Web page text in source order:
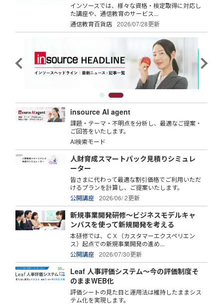
インソースでは、様々な資格・検定取得に対応し
た講座や、通信教育のサービス...
通信教育百貨店
2026/07/28更新
insource AI agent
課題・テーマ・不明点を分析し、最適なご提案・
ご回答をいたします。
AI検索モード
人財育成スマートパック見積りシミュレ
ーター
皆さまに代わって最適な割引価格でご利用いただ
けるプランを計算し、ご提案いたします。
公開講座
2026/06/ 2更新
新規事業開発研修～ビジネスモデルキャ
ンバスを使って新規開発を考える
本研修では、ＣＸ（カスタマーエクスペリエン
ス）起点での新規事業開発の進め...
公開講座
2026/07/30更新
Leaf 人事評価システム～今の評価制度そ
のままWEB化
評価シートの見た目と運用法は維持したままシス
テム化を実現します。